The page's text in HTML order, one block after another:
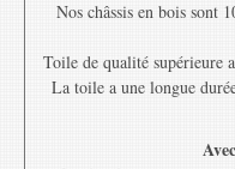
Nos châssis en bois sont
Toile de qualité supérieure
La toile a une longue